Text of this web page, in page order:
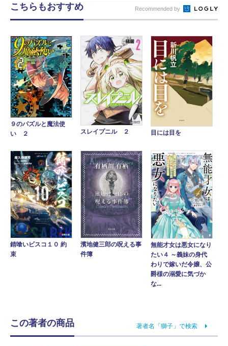
こちらもおすすめ Recommended by
９のパズルと魔法使
い ２
スレイプニル ２ 目には目を
錆喰いビスコ１０ 約
束
濱地健三郎の呪える事
件簿
無能才女は悪女になり
たい４ ～義妹の身代
わりで嫁いだ令嬢、公
爵様の溺愛に気づか
な...
この著者の商品 著者名「獅子」で検索